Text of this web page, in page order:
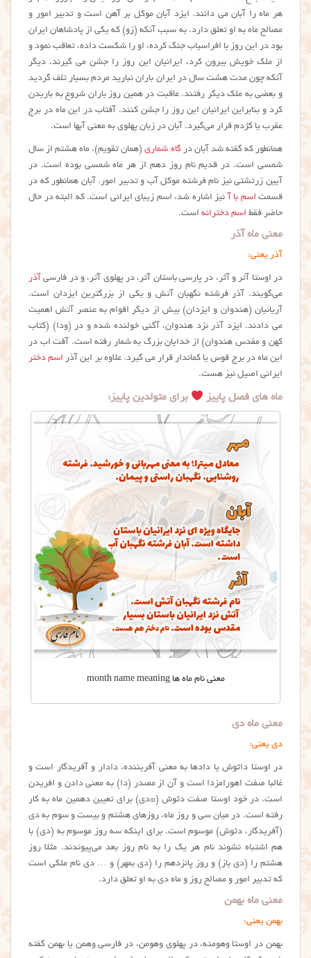
هر ماه را آبان می دانند. ایزد آبان موکل بر آهن است و تدبیر امور و
مصالح ماه به او تعلق دارد. به سبب آنکه (زو) که یکی از پادشاهان ایران
بود در این روز با افراسیاب جنگ کرده، او را شکست داده، تعاقب نمود و
از ملک خویش بیرون کرد، ایرانیان این روز را جشن می گیرند، دیگر
آنکه چون مدت هشت سال در ایران باران نبارید مردم بسیار تلف گردید
و بعضی به ملک دیگر رفتند. عاقبت در همین روز باران شروع به باریدن
کرد و بنابراین ایرانیان این روز را جشن کنند. آفتاب در این ماه در برج
عقرب یا کژدم قرار می‌گیرد. آبان در زبان پهلوی به معنی آبها است.
همانطور که گفته شد آبان درگاه شماری(همان تقویم)، ماه هشتم از سال
شمسی است. در قدیم نام روز دهم از هر ماه شمسی بوده است. در
آیین زرتشتی نیز نام فرشته موکل آب و تدبیر امور. آبان همانطور که در
قسمت اسم با آنیز اشاره شد، اسم زیبای ایرانی است. که البته در حال
حاضر فقط اسم دخترانه است.
معنی ماه آذر
آذر یعنی:
در اوستا آتر و آثر، در پارسی باستان آتر، در پهلوی آتر، و در فارسی آذر
می‌گویند. آذر فرشته نگهبان آتش و یکی از بزرگترین ایزدان است.
آریائیان (هندوان و ایزدان) بیش از دیگر اقوام به عنصر آتش اهمیت
می دادند. ایزد آذر نزد هندوان، آگنی خولنده شده و در (ودا) (کتاب
کهن و مقدس هندوان) از خدایان بزرگ به شمار رفته است. آفت اب در
این ماه در برج قوس یا کماندار قرار می گیرد. علاوه بر این آذر اسم دختر
ایرانی اصیل نیز هست.
ماه های فصل پاییز برای متولدین پاییز:
معنی نام ماه ها month name meaning
معنی ماه دی
دی یعنی:
در اوستا داثوش یا دادها به معنی آفریننده، دادار و آفریدگار است و
غالبا صفت اهورامزدا است و آن از مصدر (دا) به معنی دادن و افریدن
است. در خود اوستا صفت دثوش (=دی) برای تعیین دهمین ماه به کار
رفته است. در میان سی و روز ماه، روزهای هشتم و بیست و سوم به دی
(آفریدگار، دثوش) موسوم است. برای اینکه سه روز موسوم به (دی) با
هم اشتباه نشوند نام هر یک را به نام روز بعد می‌پیوندند. مثلا روز
هشتم را (دی باز) و روز پانزدهم را (دی بمهر) و … دی نام ملکی است
که تدبیر امور و مصالح روز و ماه دی به او تعلق دارد.
معنی ماه بهمن
بهمن یعنی:
بهمن در اوستا وهومنه، در پهلوی وهومن، در فارسی وهمن یا بهمن گفته